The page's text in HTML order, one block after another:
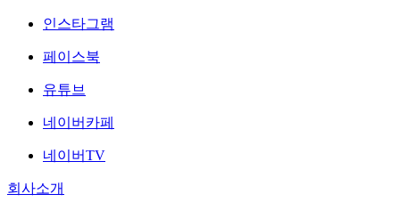
인스타그램
페이스북
유튜브
네이버카페
네이버TV
회사소개